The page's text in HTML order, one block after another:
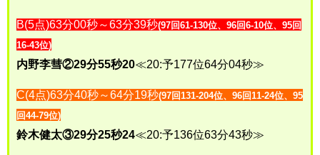
B(5点)63分00秒～63分39秒(97回61-130位、96回6-10位、95回
16-43位)
内野李彗②29分55秒20≪20:予177位64分04秒≫
C(4点)63分40秒～64分19秒(97回131-204位、96回11-24位、95
回44-79位)
鈴木健太③29分25秒24≪20:予136位63分43秒≫